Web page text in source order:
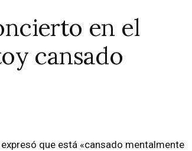
en el
cansado
que está «cansado mentalmente